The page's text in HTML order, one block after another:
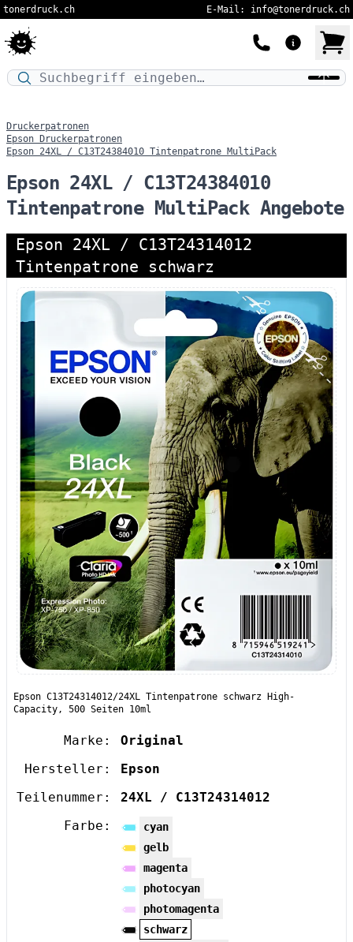
tonerdruck.ch E-Mail: info@tonerdruck.ch
Druckermodell oder Produktnamen eingeben…
Druckerpatronen
Epson Druckerpatronen
Epson 24XL / C13T24384010 Tintenpatrone MultiPack
Epson 24XL / C13T24384010
Tintenpatrone MultiPack Angebote
Epson 24XL / C13T24314012
Tintenpatrone schwarz
Epson C13T24314012/24XL Tintenpatrone schwarz High-
Capacity, 500 Seiten 10ml
Marke:
Original
Hersteller:
Epson
Teilenummer:
24XL / C13T24314012
Farbe:
cyan
gelb
magenta
photocyan
photomagenta
schwarz